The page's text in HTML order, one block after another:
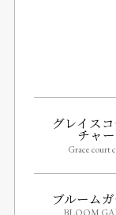
グレイス
Grace court